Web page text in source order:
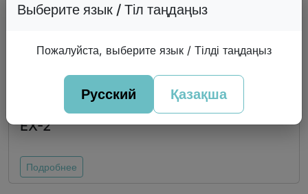
EX-2
Подробнее
Выберите язык / Тіл таңдаңыз
Пожалуйста, выберите язык / Тілді таңдаңыз
Русский Қазақша